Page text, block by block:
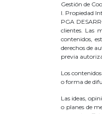
Gestión de
I. Propiedad
PGA
clientes. Las
contenidos,
derechos de
previa
Los
o forma de
Las ideas,
o planes de